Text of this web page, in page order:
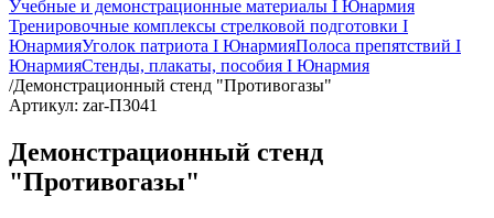
Учебные и демонстрационные материалы I Юнармия
Тренировочные комплексы стрелковой подготовки I
ЮнармияУголок патриота I ЮнармияПолоса препятствий I
ЮнармияСтенды, плакаты, пособия I Юнармия
/Демонстрационный стенд "Противогазы"
Артикул: zar-П3041
Демонстрационный стенд
"Противогазы"